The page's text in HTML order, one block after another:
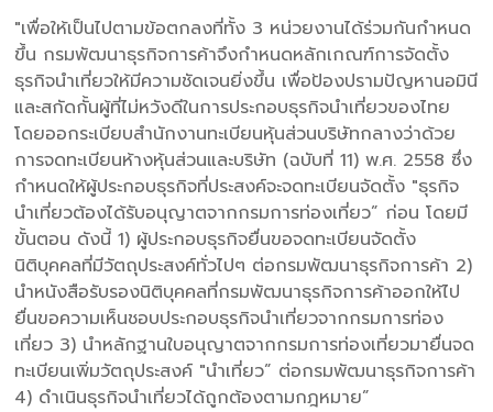
"เพื่อให้เป็นไปตามข้อตกลงที่ทั้ง 3 หน่วยงานได้ร่วมกันกำหนด
ขึ้น กรมพัฒนาธุรกิจการค้าจึงกำหนดหลักเกณฑ์การจัดตั้ง
ธุรกิจนำเที่ยวให้มีความชัดเจนยิ่งขึ้น เพื่อป้องปรามปัญหานอมินี
และสกัดกั้นผู้ที่ไม่หวังดีในการประกอบธุรกิจนำเที่ยวของไทย
โดยออกระเบียบสำนักงานทะเบียนหุ้นส่วนบริษัทกลางว่าด้วย
การจดทะเบียนห้างหุ้นส่วนและบริษัท (ฉบับที่ 11) พ.ศ. 2558 ซึ่ง
กำหนดให้ผู้ประกอบธุรกิจที่ประสงค์จะจดทะเบียนจัดตั้ง "ธุรกิจ
นำเที่ยวต้องได้รับอนุญาตจากกรมการท่องเที่ยว” ก่อน โดยมี
ขั้นตอน ดังนี้ 1) ผู้ประกอบธุรกิจยื่นขอจดทะเบียนจัดตั้ง
นิติบุคคลที่มีวัตถุประสงค์ทั่วไปๆ ต่อกรมพัฒนาธุรกิจการค้า 2)
นำหนังสือรับรองนิติบุคคลที่กรมพัฒนาธุรกิจการค้าออกให้ไป
ยื่นขอความเห็นชอบประกอบธุรกิจนำเที่ยวจากกรมการท่อง
เที่ยว 3) นำหลักฐานใบอนุญาตจากกรมการท่องเที่ยวมายื่นจด
ทะเบียนเพิ่มวัตถุประสงค์ "นำเที่ยว” ต่อกรมพัฒนาธุรกิจการค้า
4) ดำเนินธุรกิจนำเที่ยวได้ถูกต้องตามกฎหมาย”